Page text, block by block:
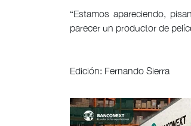
“Estamos apareciendo,
parecer un productor de
Edición: Fernando Sierra